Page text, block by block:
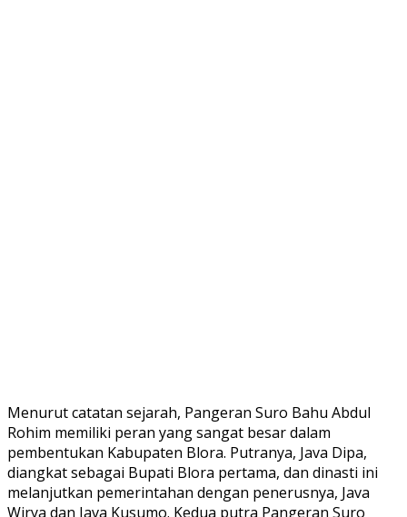
Menurut catatan sejarah, Pangeran Suro Bahu Abdul
Rohim memiliki peran yang sangat besar dalam
pembentukan Kabupaten Blora. Putranya, Java Dipa,
diangkat sebagai Bupati Blora pertama, dan dinasti ini
melanjutkan pemerintahan dengan penerusnya, Java
Wirya dan Java Kusumo. Kedua putra Pangeran Suro